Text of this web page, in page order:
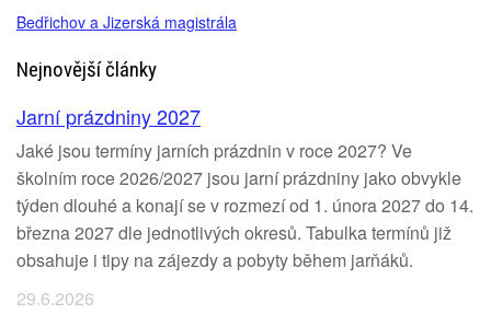
Bedřichov a Jizerská magistrála
Nejnovější články
Jarní prázdniny 2027
Jaké jsou termíny jarních prázdnin v roce 2027? Ve
školním roce 2026/2027 jsou jarní prázdniny jako obvykle
týden dlouhé a konají se v rozmezí od 1. února 2027 do 14.
března 2027 dle jednotlivých okresů. Tabulka termínů již
obsahuje i tipy na zájezdy a pobyty během jarňáků.
29.6.2026